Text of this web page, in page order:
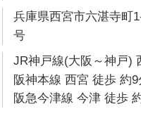
兵庫県西宮市六湛寺町
号
JR神戸線(大阪～神戸)
阪神本線 西宮 徒歩 約9
阪急今津線 今津 徒歩